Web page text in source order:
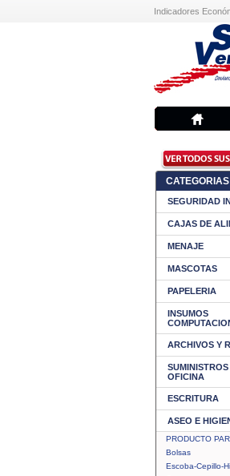
Indicadores
CATEGORIAS
SEGURIDAD
CAJAS DE
MENAJE
MASCOTAS
PAPELERIA
INSUMOS
ARCHIVOS Y
SUMINISTROS
OFICINA
ESCRITURA
ASEO E
PRODUCTO
Bolsas
Escoba-Cepillo-